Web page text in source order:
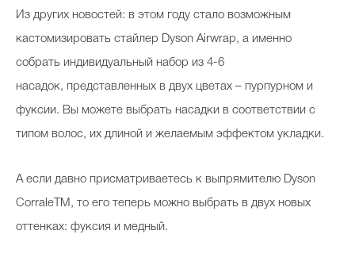
Из других новостей: в этом году стало возможным
кастомизировать стайлер Dyson Airwrap, а именно
собрать индивидуальный набор из 4-6
насадок, представленных в двух цветах – пурпурном и
фуксии. Вы можете выбрать насадки в соответствии с
типом волос, их длиной и желаемым эффектом укладки.
А если давно присматриваетесь к выпрямителю Dyson
CorraleTM, то его теперь можно выбрать в двух новых
оттенках: фуксия и медный.